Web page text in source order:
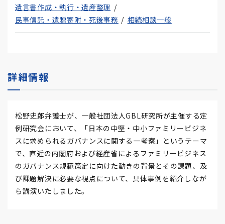
遺言書作成・執行・遺産整理
民事信託・遺贈寄附・死後事務
相続相談一般
詳細情報
松野史郎弁護士が、一般社団法人GBL研究所が主催する定
例研究会において、「日本の中堅・中小ファミリービジネ
スに求められるガバナンスに関する一考察」というテーマ
で、直近の内閣府および経産省によるファミリービジネス
のガバナンス規範策定に向けた動きの背景とその課題、及
び課題解決に必要な視点について、具体事例を紹介しなが
ら講演いたしました。